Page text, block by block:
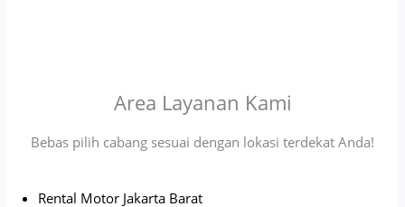
Area Layanan Kami
Bebas pilih cabang sesuai dengan lokasi terdekat Anda!
Rental Motor Jakarta Barat